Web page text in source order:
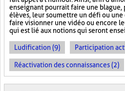
enseignant pourrait faire une blague,
élèves, leur soumettre un défi ou
faire visionner une vidéo ou encore
qui est lié aux notions qui seront
Ludification (9) Participation
Réactivation des connaissances (2)